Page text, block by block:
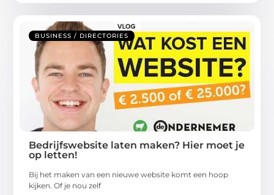
BUSINESS / DIRECTORIES
Bedrijfswebsite laten maken? Hier moet je
op letten!
Bij het maken van een nieuwe website komt een hoop
kijken. Of je nou zelf